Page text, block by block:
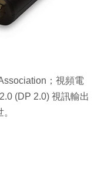
；視頻電
(DP 2.0) 視訊輸出